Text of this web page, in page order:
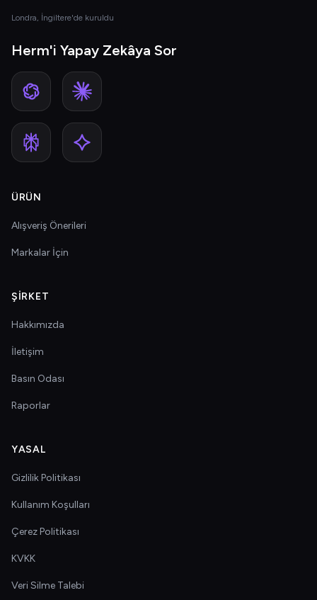
Londra, İngiltere'de kuruldu
Herm'i Yapay Zekâya Sor
ÜRÜN
Alışveriş Önerileri
Markalar İçin
ŞIRKET
Hakkımızda
İletişim
Basın Odası
Raporlar
YASAL
Gizlilik Politikası
Kullanım Koşulları
Çerez Politikası
KVKK
Veri Silme Talebi